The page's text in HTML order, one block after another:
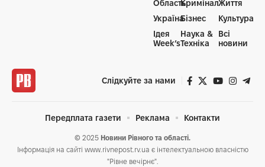
Область
Україна
Ідея
Week’s
Кримінал
Бізнес
Наука &
Техніка
Життя
Культура
Всі
новини
Слідкуйте за нами
© 2025 Новини Рівного та області.
Інформація на сайті www.rivnepost.rv.ua є інтелектуальною власністю
"Рівне вечірнє".
Передплата газети Реклама Контакти